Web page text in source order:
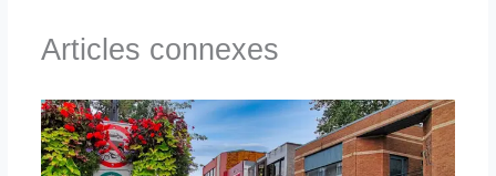
Articles connexes